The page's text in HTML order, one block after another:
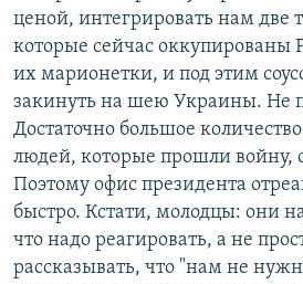
ценой, интегрировать нам две
которые сейчас оккупированы
их марионетки, и под этим
закинуть на шею Украины. Не
Достаточно большое
людей, которые прошли войну,
Поэтому офис президента
быстро. Кстати, молодцы: они
что надо реагировать, а не
рассказывать, что "нам не